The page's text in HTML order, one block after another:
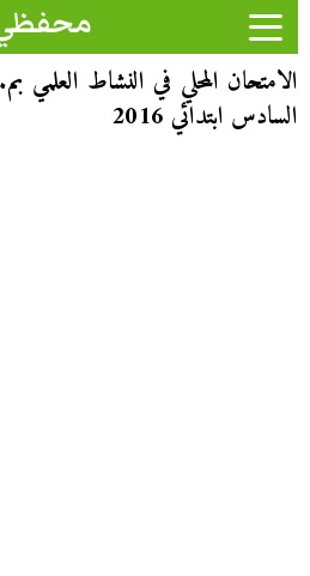
الامتحان المحلي في النشاط
السادس ابتدائي 2016